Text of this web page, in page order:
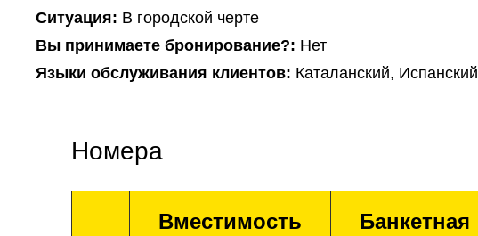
Ситуация: В городской черте
Вы принимаете бронирование?: Нет
Языки обслуживания клиентов: Каталанский, Испанский
Номера
Вместимость
Банкетная